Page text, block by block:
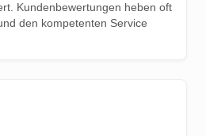
Kundenbewertungen heben oft
den kompetenten Service